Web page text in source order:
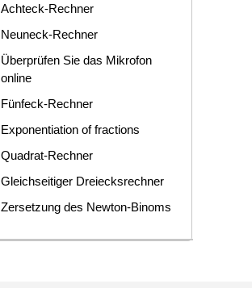
Achteck-Rechner
Neuneck-Rechner
Überprüfen Sie das Mikrofon
online
Fünfeck-Rechner
Exponentiation of fractions
Quadrat-Rechner
Gleichseitiger Dreiecksrechner
Zersetzung des Newton-Binoms